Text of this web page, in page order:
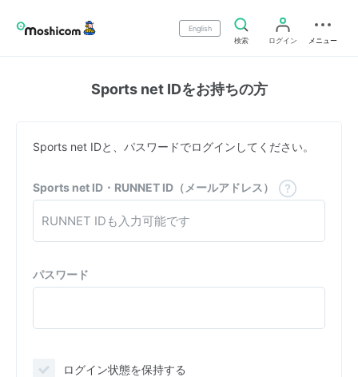
English
検索
ログイン メニュー
Sports net IDをお持ちの方
Sports net IDと、パスワードでログインしてください。
Sports net ID・RUNNET ID（メールアドレス）
パスワード
ログイン状態を保持する